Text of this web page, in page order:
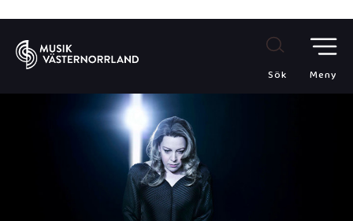
Sök Meny